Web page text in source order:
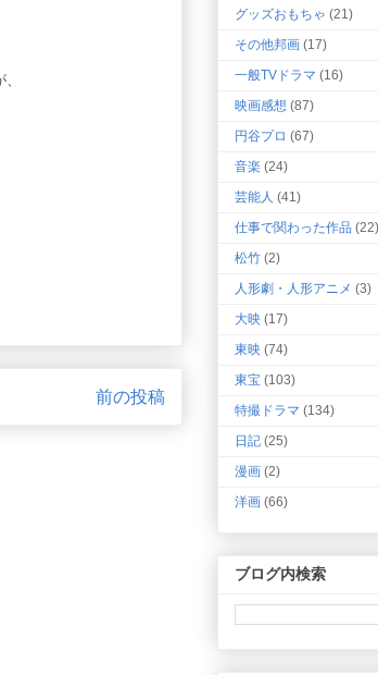
前の投稿
グッズおもちゃ (21)
その他邦画 (17)
一般TVドラマ (16)
映画感想 (87)
円谷プロ (67)
音楽 (24)
芸能人 (41)
仕事で関わった作品 (22)
松竹 (2)
人形劇・人形アニメ (3)
大映 (17)
東映 (74)
東宝 (103)
特撮ドラマ (134)
日記 (25)
漫画 (2)
洋画 (66)
ブログ内検索